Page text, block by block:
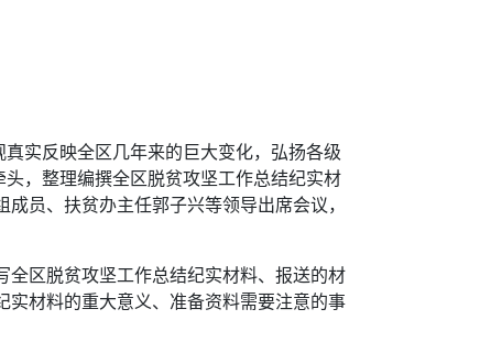
实反映全区几年来的巨大变化，弘扬各级
，整理编撰全区脱贫攻坚工作总结纪实材
员、扶贫办主任郭子兴等领导出席会议，
区脱贫攻坚工作总结纪实材料、报送的材
材料的重大意义、准备资料需要注意的事